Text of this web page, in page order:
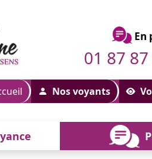
En
01 87
Nos voyants